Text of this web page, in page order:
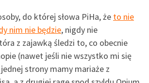
do której słowa PiHa, że to nie
nim nie będzie, nigdy nie
z zajawką śledzi to, co obecnie
(nawet jeśli nie wszystko mi się
strony mamy mariaże z